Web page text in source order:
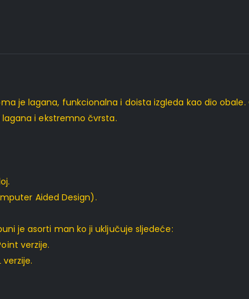
je lagana, funkcionalna i doista izgleda kao dio
i ekstremno čvrsta.
Aided Design).
je asorti man ko ji uključuje sljedeće:
verzije.
verzije.